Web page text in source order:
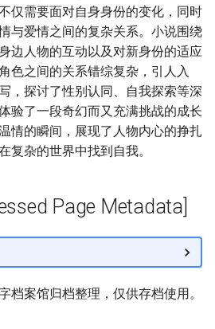
仅需要面对自身身份的变化，同时
与爱情之间的复杂关系。小说围绕
边人物的互动以及对新身份的适应
色之间的关系错综复杂，引人入
，探讨了性别认同、自我探索等深
验了一段奇幻而又充满挑战的成长
情的瞬间，展现了人物内心的挣扎
复杂的世界中找到自我。
Page Metadata]
档案馆归档整理，仅供存档使用。